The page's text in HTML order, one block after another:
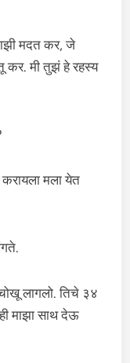
मदत कर, जे
मी तुझं हे रहस्य
मला येत
लागलो. तिचे ३४
माझा साथ देऊ